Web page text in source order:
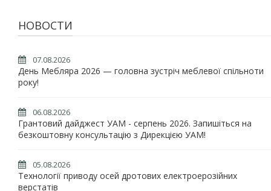
НОВОСТИ
07.08.2026
День Мебляра 2026 — головна зустріч меблевої спільноти
року!
06.08.2026
Грантовий дайджест УАМ - серпень 2026. Запишіться на
безкоштовну консультацію з Дирекцією УАМ!
05.08.2026
Технології приводу осей дротових електроерозійних
верстатів